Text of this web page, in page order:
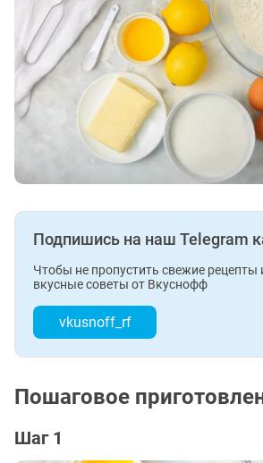
Подпишись на наш Telegram
Чтобы не пропустить свежие рецепты
вкусные советы от Вкуснофф
vkusnoff_rf
Пошаговое
Шаг 1